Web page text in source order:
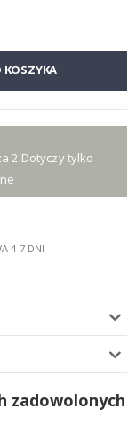
KOSZYKA
2.Dotyczy tylko
4-7 DNI
zadowolonych